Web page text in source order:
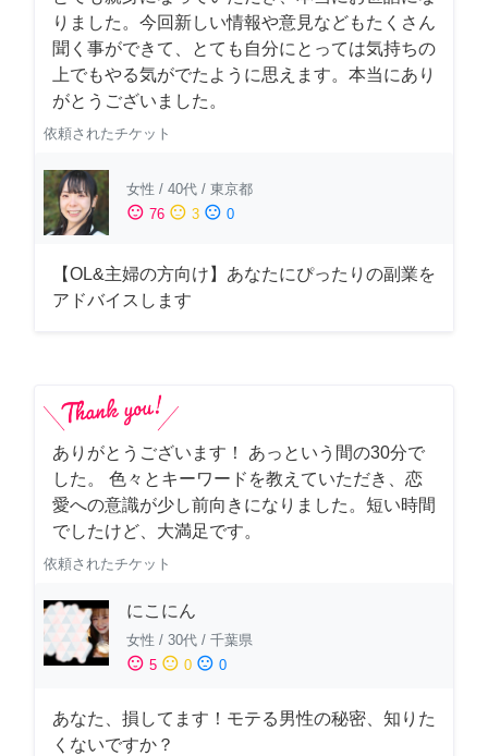
りました。今回新しい情報や意見などもたくさん
聞く事ができて、とても自分にとっては気持ちの
上でもやる気がでたように思えます。本当にあり
がとうございました。
依頼されたチケット
女性 / 40代 / 東京都
sentiment_satisfied 76 sentiment_neutral 3 sentiment_dissatisfied 0
【OL&主婦の方向け】あなたにぴったりの副業を
アドバイスします
ありがとうございます！ あっという間の30分で
した。 色々とキーワードを教えていただき、恋
愛への意識が少し前向きになりました。短い時間
でしたけど、大満足です。
依頼されたチケット
にこにん
女性 / 30代 / 千葉県
sentiment_satisfied 5 sentiment_neutral 0 sentiment_dissatisfied 0
あなた、損してます！モテる男性の秘密、知りた
くないですか？